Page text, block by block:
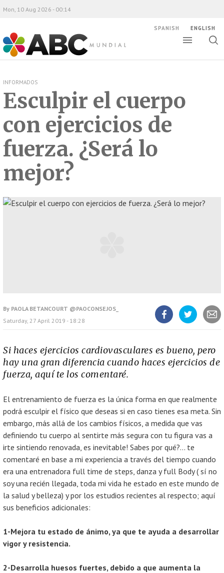
ABC Mundial
Mon, 10 Aug 2026 - 00:14
SPANISH ENGLISH
INFORMADOS
Esculpir el cuerpo
con ejercicios de
fuerza. ¿Será lo
mejor?
By PAOLA BETANCOURT @PAOCONSEJOS_
Saturday, 27 April 2019 - 18:28
Facebook
Si haces ejercicios cardiovasculares es bueno, pero
hay una gran diferencia cuando haces ejercicios de
fuerza, aquí te los comentaré.
El entrenamiento de fuerza es la única forma en que realmente
podrá esculpir el físico que deseas si en caso tienes esa meta. Sin
embargo, más allá de los cambios físicos, a medida que vas
definiendo tu cuerpo al sentirte más segura con tu figura vas a
irte sintiendo renovada, es inevitable! Sabes por qué?... te
comentaré en base a mi experiencia a través del tiempo cuando
era una entrenadora full time de steps, danza y full Body ( sí no
soy una recién llegada, toda mi vida he estado en este mundo de
la salud y belleza) y por los estudios recientes al respecto; aquí
sus beneficios adicionales:
1-Mejora tu estado de ánimo, ya que te ayuda a desarrollar
vigor y resistencia.
2-Desarrolla huesos fuertes, debido a que aumenta la